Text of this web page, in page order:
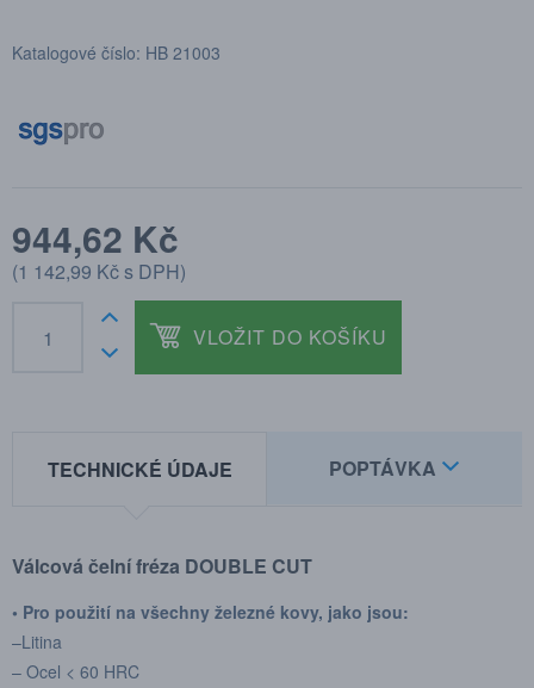
Katalogové číslo: HB 21003
944,62 Kč
(1 142,99 Kčs DPH)
VLOŽIT DO KOŠÍKU
TECHNICKÉ ÚDAJE POPTÁVKA
Válcová čelní fréza DOUBLE CUT
• Pro použití na všechny železné kovy, jako jsou:
–Litina
– Ocel < 60 HRC